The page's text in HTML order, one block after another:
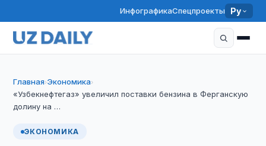
ИнфографикаСпецпроекты Ру
Главная›Экономика›
«Узбекнефтегаз» увеличил поставки бензина в Ферганскую
долину на …
ЭКОНОМИКА